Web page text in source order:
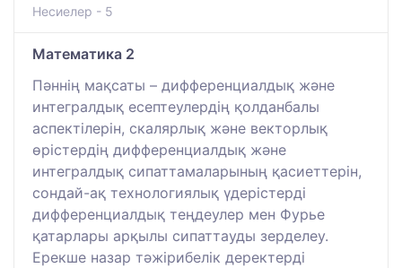
Несиелер - 5
Математика 2
Пәннің мақсаты – дифференциалдық және
интегралдық есептеулердің қолданбалы
аспектілерін, скалярлық және векторлық
өрістердің дифференциалдық және
интегралдық сипаттамаларының қасиеттерін,
сондай-ақ технологиялық үдерістерді
дифференциалдық теңдеулер мен Фурье
қатарлары арқылы сипаттауды зерделеу.
Ерекше назар тәжірибелік деректерді